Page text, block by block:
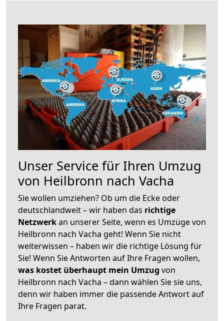
Unser Service für Ihren Umzug
von Heilbronn nach Vacha
Sie wollen umziehen? Ob um die Ecke oder
deutschlandweit – wir haben das richtige
Netzwerkan unserer Seite, wenn es Umzüge von
Heilbronn nach Vacha geht! Wenn Sie nicht
weiterwissen – haben wir die richtige Lösung für
Sie! Wenn Sie Antworten auf Ihre Fragen wollen,
was kostet überhaupt mein Umzug von
Heilbronn nach Vacha – dann wählen Sie sie uns,
denn wir haben immer die passende Antwort auf
Ihre Fragen parat.